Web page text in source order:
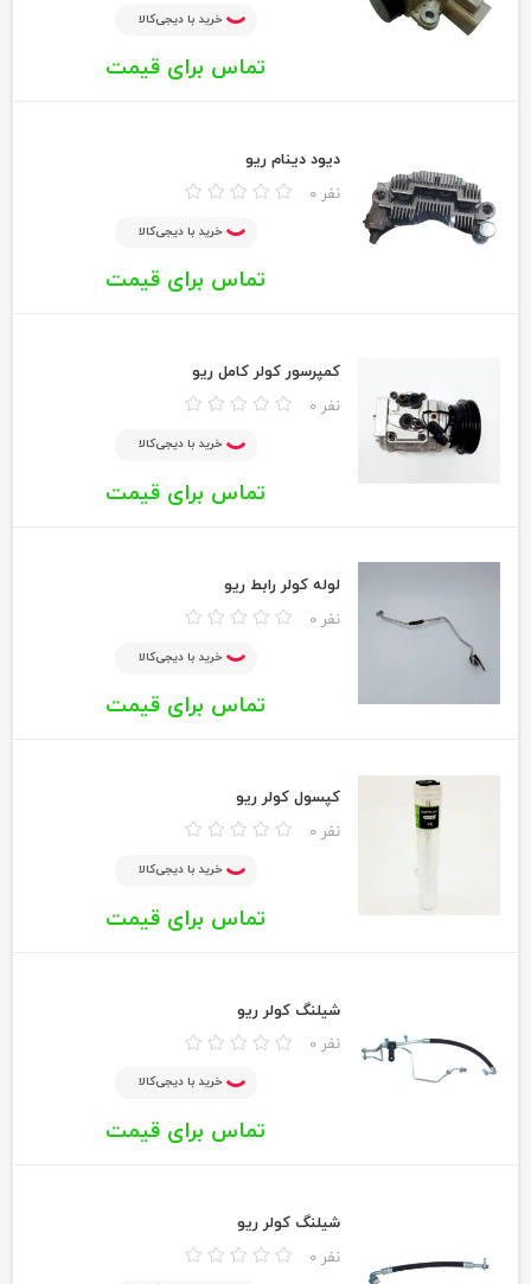
خرید با دیجی‌کالا
تماس برای قیمت
دیود دینام ریو
0 نفر
خرید با دیجی‌کالا
تماس برای قیمت
کمپرسور کولر کامل ریو
0 نفر
خرید با دیجی‌کالا
تماس برای قیمت
لوله کولر رابط ریو
0 نفر
خرید با دیجی‌کالا
تماس برای قیمت
کپسول کولر ریو
0 نفر
خرید با دیجی‌کالا
تماس برای قیمت
شیلنگ کولر ریو
0 نفر
خرید با دیجی‌کالا
تماس برای قیمت
شیلنگ کولر ریو
0 نفر